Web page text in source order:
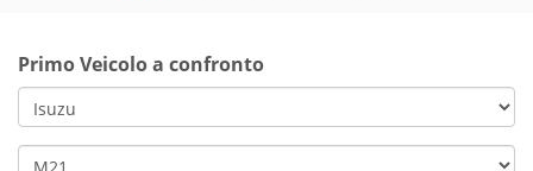
Primo Veicolo a confronto